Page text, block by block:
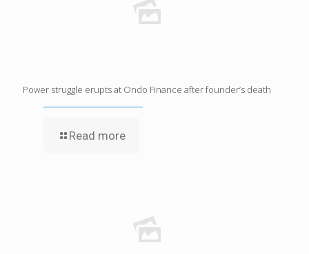
Power struggle erupts at Ondo Finance after founder’s death
Read more